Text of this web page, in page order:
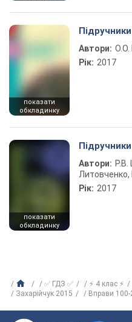
показати
обкладинку
Автори: О.О.
Рік: 2017
показати
обкладинку
Автори: Р.В.
Литовченко,
Рік: 2017
✅ ГДЗ ✅ ⚡ 4 клас ⚡
Захарійчук 2015
Вправи 100-